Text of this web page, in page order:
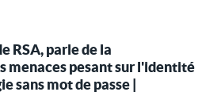
RSA, parle de la
menaces pesant sur l'identité
sans mot de passe |